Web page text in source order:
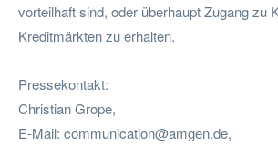
vorteilhaft sind, oder überhaupt Zugang zu
Kreditmärkten zu erhalten.
Pressekontakt:
Christian Grope,
E-Mail: communication@amgen.de,